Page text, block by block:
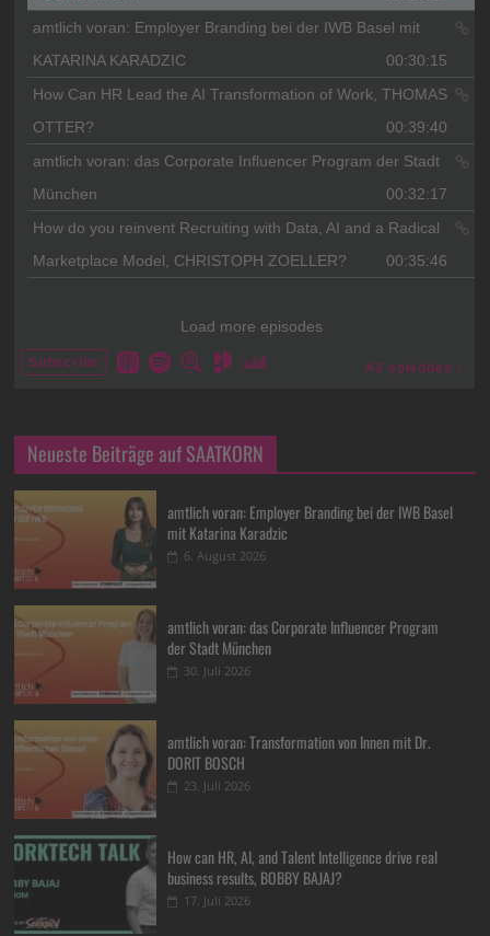
Neueste Beiträge auf SAATKORN
amtlich voran: Employer Branding bei der IWB Basel
mit Katarina Karadzic
6. August 2026
amtlich voran: das Corporate Influencer Program
der Stadt München
30. Juli 2026
amtlich voran: Transformation von Innen mit Dr.
DORIT BOSCH
23. Juli 2026
How can HR, AI, and Talent Intelligence drive real
business results, BOBBY BAJAJ?
17. Juli 2026